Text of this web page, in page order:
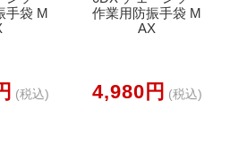
手袋 M
(税込)
作業用防振手袋 M
AX
4,980円 (税込)